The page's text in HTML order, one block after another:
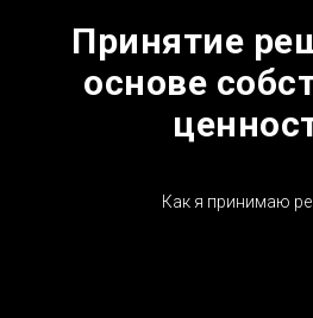
Принятие
основе
Как я принимаю